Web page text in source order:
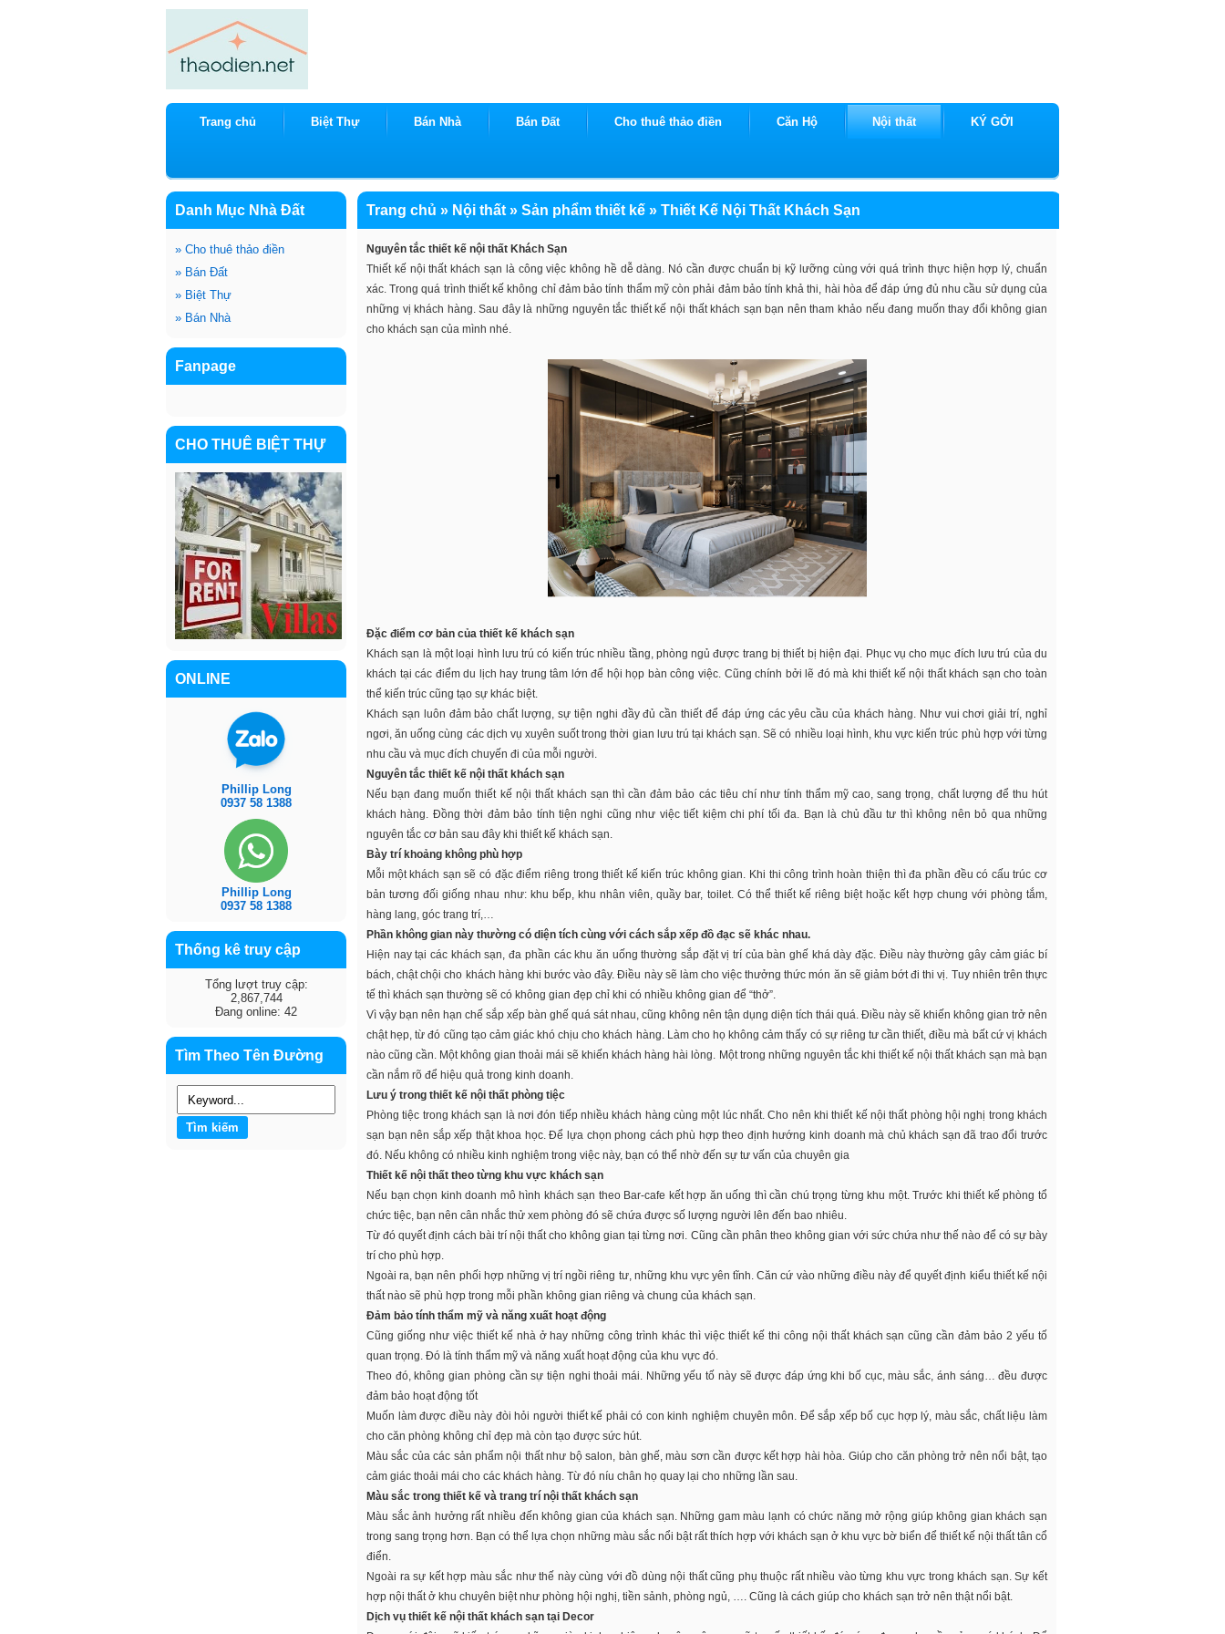
Nguyên tắc thiết kế nội thất Khách Sạn
Thiết kế nội thất khách sạn là công việc không hề dễ dàng. Nó cần được chuẩn bị kỹ lưỡng cùng với quá trình thực hiện hợp lý, chuẩn
xác. Trong quá trình thiết kế không chỉ đảm bảo tính thẩm mỹ còn phải đảm bảo tính khả thi, hài hòa để đáp ứng đủ nhu cầu sử dụng của
những vị khách hàng. Sau đây là những nguyên tắc thiết kế nội thất khách sạn bạn nên tham khảo nếu đang muốn thay đổi không gian
cho khách sạn của mình nhé.
Đặc điểm cơ bản của thiết kế khách sạn
Khách sạn là một loại hình lưu trú có kiến trúc nhiều tầng, phòng ngủ được trang bị thiết bị hiện đại. Phục vụ cho mục đích lưu trú của du
khách tại các điểm du lịch hay trung tâm lớn để hội họp bàn công việc. Cũng chính bởi lẽ đó mà khi thiết kế nội thất khách sạn cho toàn
thể kiến trúc cũng tạo sự khác biệt.
Khách sạn luôn đảm bảo chất lượng, sự tiện nghi đầy đủ cần thiết để đáp ứng các yêu cầu của khách hàng. Như vui chơi giải trí, nghỉ
ngơi, ăn uống cùng các dịch vụ xuyên suốt trong thời gian lưu trú tại khách sạn. Sẽ có nhiều loại hình, khu vực kiến trúc phù hợp với từng
nhu cầu và mục đích chuyến đi của mỗi người.
Nguyên tắc thiết kế nội thất khách sạn
Nếu bạn đang muốn thiết kế nội thất khách sạn thì cần đảm bảo các tiêu chí như tính thẩm mỹ cao, sang trọng, chất lượng để thu hút
khách hàng. Đồng thời đảm bảo tính tiện nghi cũng như việc tiết kiệm chi phí tối đa. Bạn là chủ đầu tư thì không nên bỏ qua những
nguyên tắc cơ bản sau đây khi thiết kế khách sạn.
Bày trí khoảng không phù hợp
Mỗi một khách sạn sẽ có đặc điểm riêng trong thiết kế kiến trúc không gian. Khi thi công trình hoàn thiện thì đa phần đều có cấu trúc cơ
bản tương đối giống nhau như: khu bếp, khu nhân viên, quầy bar, toilet. Có thể thiết kế riêng biệt hoặc kết hợp chung với phòng tắm,
hàng lang, góc trang trí,…
Phần không gian này thường có diện tích cùng với cách sắp xếp đồ đạc sẽ khác nhau.
Hiện nay tại các khách sạn, đa phần các khu ăn uống thường sắp đặt vị trí của bàn ghế khá dày đặc. Điều này thường gây cảm giác bí
bách, chật chội cho khách hàng khi bước vào đây. Điều này sẽ làm cho việc thưởng thức món ăn sẽ giảm bớt đi thi vị. Tuy nhiên trên thực
tế thì khách sạn thường sẽ có không gian đẹp chỉ khi có nhiều không gian để “thở”.
Vì vậy bạn nên hạn chế sắp xếp bàn ghế quá sát nhau, cũng không nên tận dụng diện tích thái quá. Điều này sẽ khiến không gian trở nên
chật hẹp, từ đó cũng tạo cảm giác khó chịu cho khách hàng. Làm cho họ không cảm thấy có sự riêng tư cần thiết, điều mà bất cứ vị khách
nào cũng cần. Một không gian thoải mái sẽ khiến khách hàng hài lòng. Một trong những nguyên tắc khi thiết kế nội thất khách sạn mà bạn
cần nắm rõ để hiệu quả trong kinh doanh.
Lưu ý trong thiết kế nội thất phòng tiệc
Phòng tiệc trong khách sạn là nơi đón tiếp nhiều khách hàng cùng một lúc nhất. Cho nên khi thiết kế nội thất phòng hội nghị trong khách
sạn bạn nên sắp xếp thật khoa học. Để lựa chọn phong cách phù hợp theo định hướng kinh doanh mà chủ khách sạn đã trao đổi trước
đó. Nếu không có nhiều kinh nghiệm trong việc này, bạn có thể nhờ đến sự tư vấn của chuyên gia
Thiết kế nội thất theo từng khu vực khách sạn
Nếu bạn chọn kinh doanh mô hình khách sạn theo Bar-cafe kết hợp ăn uống thì cần chú trọng từng khu một. Trước khi thiết kế phòng tổ
chức tiệc, bạn nên cân nhắc thử xem phòng đó sẽ chứa được số lượng người lên đến bao nhiêu.
Từ đó quyết định cách bài trí nội thất cho không gian tại từng nơi. Cũng cần phân theo không gian với sức chứa như thế nào để có sự bày
trí cho phù hợp.
Ngoài ra, bạn nên phối hợp những vị trí ngồi riêng tư, những khu vực yên tĩnh. Căn cứ vào những điều này để quyết định kiểu thiết kế nội
thất nào sẽ phù hợp trong mỗi phần không gian riêng và chung của khách sạn.
Đảm bảo tính thẩm mỹ và năng xuất hoạt động
Cũng giống như việc thiết kế nhà ở hay những công trình khác thì việc thiết kế thi công nội thất khách sạn cũng cần đảm bảo 2 yếu tố
quan trọng. Đó là tính thẩm mỹ và năng xuất hoạt động của khu vực đó.
Theo đó, không gian phòng cần sự tiện nghi thoải mái. Những yếu tố này sẽ được đáp ứng khi bố cục, màu sắc, ánh sáng… đều được
đảm bảo hoạt động tốt
Muốn làm được điều này đòi hỏi người thiết kế phải có con kinh nghiệm chuyên môn. Để sắp xếp bố cục hợp lý, màu sắc, chất liệu làm
cho căn phòng không chỉ đẹp mà còn tạo được sức hút.
Màu sắc của các sản phẩm nội thất như bộ salon, bàn ghế, màu sơn cần được kết hợp hài hòa. Giúp cho căn phòng trở nên nổi bật, tạo
cảm giác thoải mái cho các khách hàng. Từ đó níu chân họ quay lại cho những lần sau.
Màu sắc trong thiết kế và trang trí nội thất khách sạn
Màu sắc ảnh hưởng rất nhiều đến không gian của khách sạn. Những gam màu lạnh có chức năng mở rộng giúp không gian khách sạn
trong sang trọng hơn. Bạn có thể lựa chọn những màu sắc nổi bật rất thích hợp với khách sạn ở khu vực bờ biển để thiết kế nội thất tân cổ
điển.
Ngoài ra sự kết hợp màu sắc như thế này cùng với đồ dùng nội thất cũng phụ thuộc rất nhiều vào từng khu vực trong khách sạn. Sự kết
hợp nội thất ở khu chuyên biệt như phòng hội nghị, tiền sảnh, phòng ngủ, …. Cũng là cách giúp cho khách sạn trở nên thật nổi bật.
Dịch vụ thiết kế nội thất khách sạn tại Decor
Trang chủ » Nội thất » Sản phẩm thiết kế » Thiết Kế Nội Thất Khách Sạn
Danh Mục Nhà Đất
» Cho thuê thảo điền
» Bán Đất
» Biệt Thự
» Bán Nhà
Fanpage
CHO THUÊ BIỆT THỰ
ONLINE
Phillip Long
0937 58 1388
Phillip Long
0937 58 1388
Thống kê truy cập
Tổng lượt truy cập:
2,867,744
Đang online: 42
Tìm Theo Tên Đường
Trang chủ Biệt Thự Bán Nhà Bán Đất Cho thuê thảo điền Căn Hộ Nội thất KÝ GỞI